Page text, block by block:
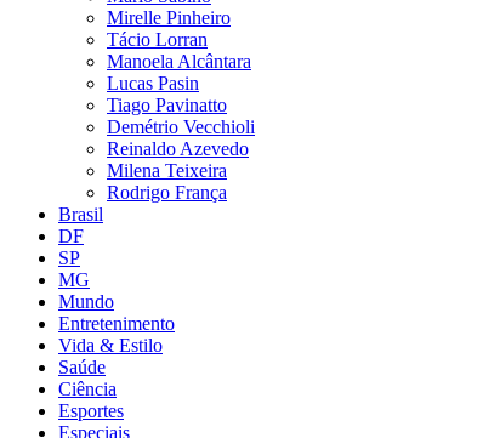
Mirelle Pinheiro
Tácio Lorran
Manoela Alcântara
Lucas Pasin
Tiago Pavinatto
Demétrio Vecchioli
Reinaldo Azevedo
Milena Teixeira
Rodrigo França
Brasil
DF
SP
MG
Mundo
Entretenimento
Vida & Estilo
Saúde
Ciência
Esportes
Especiais